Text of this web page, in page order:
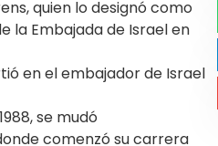
quien lo designó como
la Embajada de Israel en
en el embajador de Israel
se mudó
comenzó su carrera